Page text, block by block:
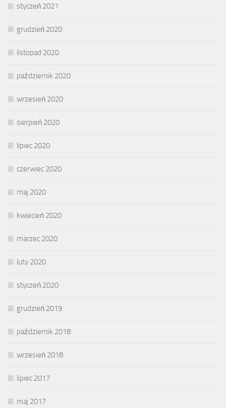
styczeń 2021
grudzień 2020
listopad 2020
październik 2020
wrzesień 2020
sierpień 2020
lipiec 2020
czerwiec 2020
maj 2020
kwiecień 2020
marzec 2020
luty 2020
styczeń 2020
grudzień 2019
październik 2018
wrzesień 2018
lipiec 2017
maj 2017